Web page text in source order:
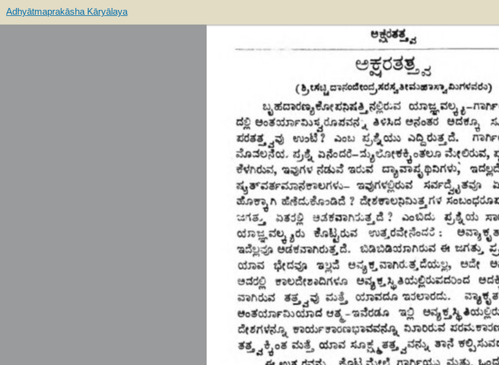
Adhyātmaprakāsha Kāryālaya